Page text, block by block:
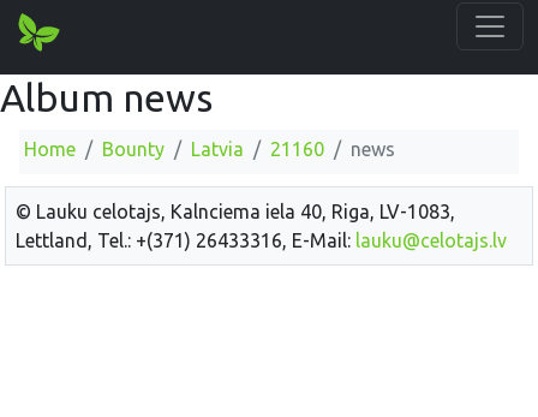
Album news
Home Bounty Latvia 21160 news
© Lauku celotajs, Kalnciema iela 40, Riga, LV-1083,
Lettland, Tel.: +(371) 26433316, E-Mail: lauku@celotajs.lv